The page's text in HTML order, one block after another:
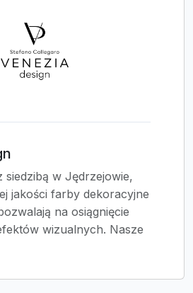
siedzibą w Jędrzejowie,
jakości farby dekoracyjne
na osiągnięcie
wizualnych. Nasze